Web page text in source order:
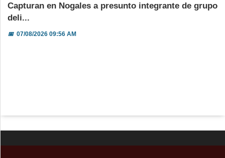
Capturan en Nogales a presunto integrante de grupo
deli...
📅07/08/2026 09:56 AM